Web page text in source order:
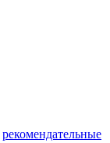
рекомендательные